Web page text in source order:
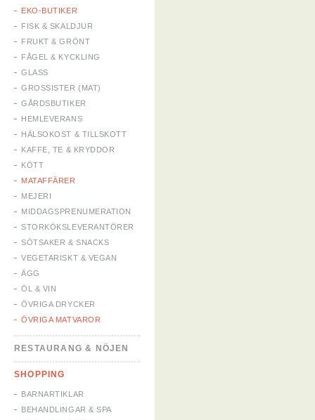
EKO-BUTIKER
FISK & SKALDJUR
FRUKT & GRÖNT
FÅGEL & KYCKLING
GLASS
GROSSISTER (MAT)
GÅRDSBUTIKER
HEMLEVERANS
HÄLSOKOST & TILLSKOTT
KAFFE, TE & KRYDDOR
KÖTT
MATAFFÄRER
MEJERI
MIDDAGSPRENUMERATION
STORKÖKSLEVERANTÖRER
SÖTSAKER & SNACKS
VEGETARISKT & VEGAN
ÄGG
ÖL & VIN
ÖVRIGA DRYCKER
ÖVRIGA MATVAROR
RESTAURANG & NÖJEN
SHOPPING
BARNARTIKLAR
BEHANDLINGAR & SPA